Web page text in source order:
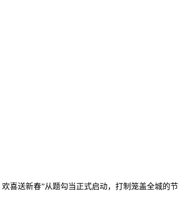
喜送新春”从题勾当正式启动，打制笼盖全城的节